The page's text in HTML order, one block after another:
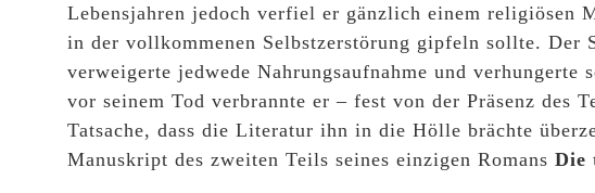
Lebensjahren jedoch verfiel er gänzlich einem religiösen
in der vollkommenen Selbstzerstörung gipfeln sollte. Der
verweigerte jedwede Nahrungsaufnahme und verhungerte
vor seinem Tod verbrannte er – fest von der Präsenz des
Tatsache, dass die Literatur ihn in die Hölle brächte
Manuskript des zweiten Teils seines einzigen RomansDie